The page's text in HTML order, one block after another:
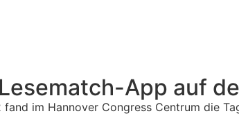
App auf
im Hannover Congress Centrum die